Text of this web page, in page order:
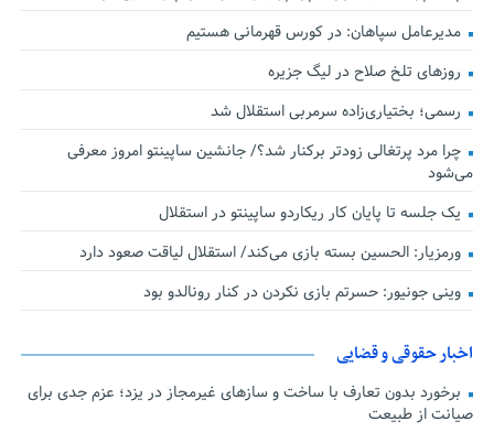
مدیرعامل سپاهان: در کورس قهرمانی هستیم
روزهای تلخ صلاح در لیگ جزیره
رسمی؛ بختیاری‌زاده سرمربی استقلال شد
چرا مرد پرتغالی زودتر برکنار شد؟/ جانشین ساپینتو امروز معرفی
می‌شود
یک جلسه تا پایان کار ریکاردو ساپینتو در استقلال
ورمزیار: الحسین بسته بازی می‌کند/ استقلال لیاقت صعود دارد
وینی جونیور: حسرتم بازی نکردن در کنار رونالدو بود
اخبار حقوقی و قضایی
برخورد بدون تعارف با ساخت‌ و سازهای غیرمجاز در یزد؛ عزم جدی برای
صیانت از طبیعت